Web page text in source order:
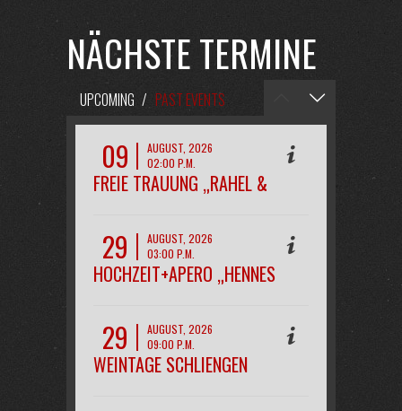
NÄCHSTE TERMINE
UPCOMING / PAST EVENTS
09
AUGUST, 2026
02:00 P.M.
FREIE TRAUUNG „RAHEL &
29
AUGUST, 2026
03:00 P.M.
HOCHZEIT+APERO „HENNES
29
AUGUST, 2026
09:00 P.M.
WEINTAGE SCHLIENGEN